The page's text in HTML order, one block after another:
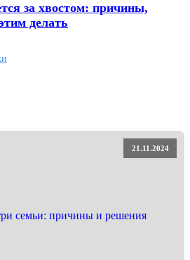
за хвостом: причины,
делать
21.11.2024